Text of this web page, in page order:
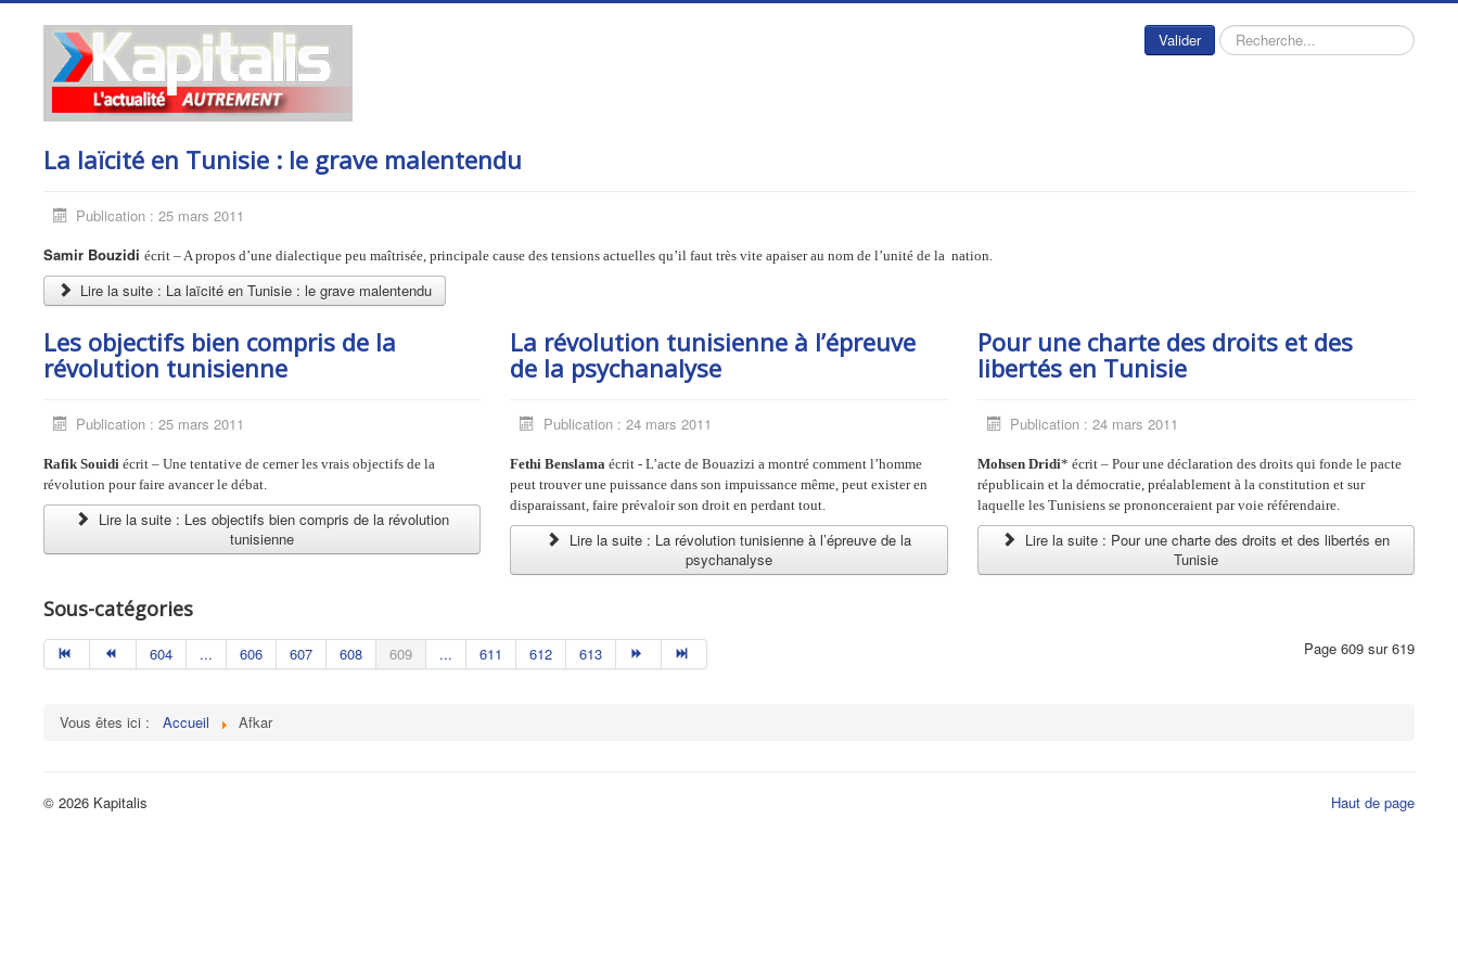
Valider Rechercher
La laïcité en Tunisie : le grave malentendu
Publication : 25 mars 2011
Samir Bouzidi écrit – A propos d’une dialectique peu maîtrisée, principale cause des tensions actuelles qu’il faut très vite apaiser au nom de l’unité de la nation.
Lire la suite : La laïcité en Tunisie : le grave malentendu
Les objectifs bien compris de la
révolution tunisienne
Publication : 25 mars 2011
Rafik Souidi écrit – Une tentative de cerner les vrais objectifs de la
révolution pour faire avancer le débat.
Lire la suite : Les objectifs bien compris de la révolution
tunisienne
La révolution tunisienne à l’épreuve
de la psychanalyse
Publication : 24 mars 2011
Fethi Benslama écrit - L’acte de Bouazizi a montré comment l’homme
peut trouver une puissance dans son impuissance même, peut exister en
disparaissant, faire prévaloir son droit en perdant tout.
Lire la suite : La révolution tunisienne à l’épreuve de la
psychanalyse
Pour une charte des droits et des
libertés en Tunisie
Publication : 24 mars 2011
Mohsen Dridi* écrit – Pour une déclaration des droits qui fonde le pacte
républicain et la démocratie, préalablement à la constitution et sur
laquelle les Tunisiens se prononceraient par voie référendaire.
Lire la suite : Pour une charte des droits et des libertés en
Tunisie
Sous-catégories
Page 609 sur 619
604 ... 606 607 608 609 ... 611 612 613
Vous êtes ici : Accueil Afkar
Haut de page
© 2026 Kapitalis